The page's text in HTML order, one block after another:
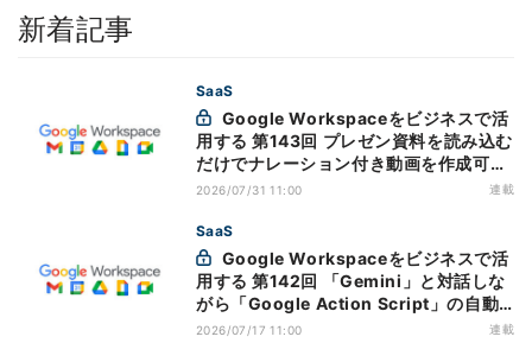
新着記事
SaaS
用する 第143回 プレゼン資料を読み込む
だけでナレーション付き動画を作成可能
になった「Google Vids」
2026/07/31 11:00 連載
SaaS
用する 第142回 「Gemini」と対話しな
がら「Google Action Script」の自動
化処理をブラッシュアップ
2026/07/17 11:00 連載